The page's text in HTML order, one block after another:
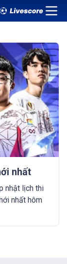
nhất
nhật lịch thi
nhất hôm